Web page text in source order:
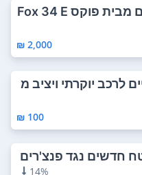
בולם זעזועים מבית פוקס Fox 34 E
2,000 ₪
לרכב יוקרתי ויציב מ
100 ₪
חדשים נגד פנצ'רים
14%